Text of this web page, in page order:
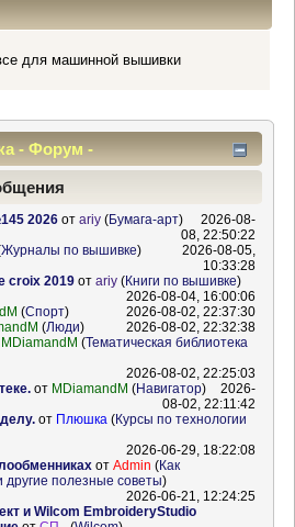
для машинной вышивки
- Форум -
2026от ariy(Бумага-арт)
2026-08-
08, 22:50:22
Журналы по вышивке)
2026-08-05,
10:33:28
croix 2019от ariy(Книги по вышивке)
2026-08-04, 16:00:06
(Спорт)
2026-08-02, 22:37:30
(Люди)
2026-08-02, 22:32:38
MDiamandM (Тематическая библиотека
2026-08-02, 22:25:03
от MDiamandM (Навигатор)
2026-
08-02, 22:11:42
от Плюшка (Курсы по технологии
2026-06-29, 18:22:08
от Admin (Как
полезные советы)
2026-06-21, 12:24:25
и Wilcom EmbroideryStudio